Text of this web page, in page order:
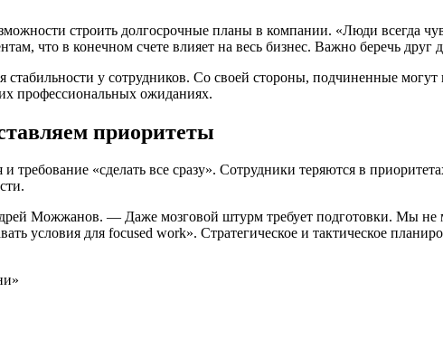
строить долгосрочные планы в компании. «Люди всегда
что в конечном счете влияет на весь бизнес. Важно беречь
у сотрудников. Со своей стороны, подчиненные могут
профессиональных ожиданиях.
приоритеты
«сделать все сразу». Сотрудники теряются в
Можжанов. — Даже мозговой штурм требует подготовки. Мы не
условия для focused work». Стратегическое и тактическое